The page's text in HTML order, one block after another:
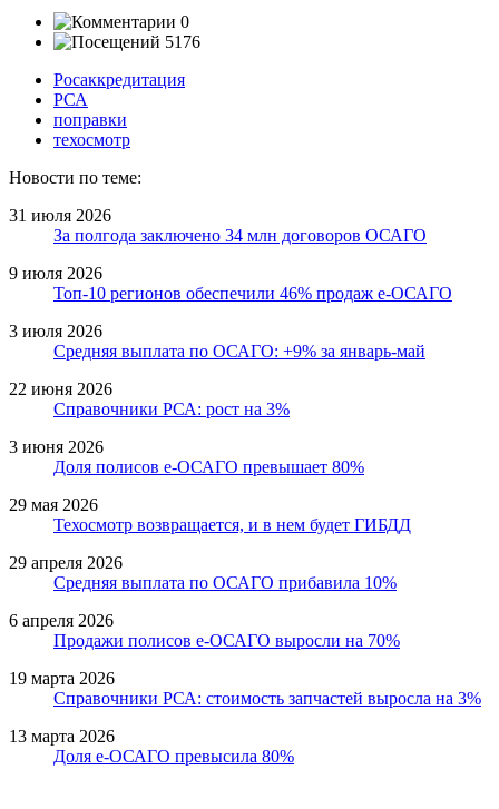
0
5176
Росаккредитация
РСА
поправки
техосмотр
Новости по теме:
31 июля 2026
За полгода заключено 34 млн договоров ОСАГО
9 июля 2026
Топ-10 регионов обеспечили 46% продаж е-ОСАГО
3 июля 2026
Средняя выплата по ОСАГО: +9% за январь-май
22 июня 2026
Справочники РСА: рост на 3%
3 июня 2026
Доля полисов е-ОСАГО превышает 80%
29 мая 2026
Техосмотр возвращается, и в нем будет ГИБДД
29 апреля 2026
Средняя выплата по ОСАГО прибавила 10%
6 апреля 2026
Продажи полисов е-ОСАГО выросли на 70%
19 марта 2026
Справочники РСА: стоимость запчастей выросла на 3%
13 марта 2026
Доля е-ОСАГО превысила 80%